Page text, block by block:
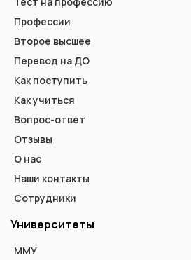
Профессии
Второе высшее
Перевод на ДО
Как поступить
Как учиться
Вопрос-ответ
Отзывы
О нас
Наши контакты
Сотрудники
Университеты
ММУ